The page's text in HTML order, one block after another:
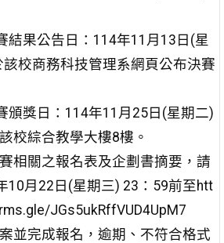
結果公告日：114年11月13日(星
該校商務科技管理系網頁公布決賽
頒獎日：114年11月25日(星期二)
校綜合教學大樓8樓。
相關之報名表及企劃書摘要，請
10月22日(星期三) 23：59前至htt
JGs5ukRffVUD4UpM7
案並完成報名，逾期、不符合格式